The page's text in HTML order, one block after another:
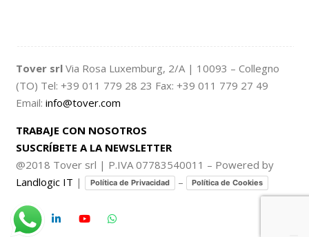
Tover srl Via Rosa Luxemburg, 2/A | 10093 – Collegno
(TO) Tel: +39 011 779 28 23 Fax: +39 011 779 27 49
Email: info@tover.com
TRABAJE CON NOSOTROS
SUSCRÍBETE A LA NEWSLETTER
@2018 Tover srl | P.IVA 07783540011 – Powered by
Landlogic IT | Política de Privacidad – Política de Cookies